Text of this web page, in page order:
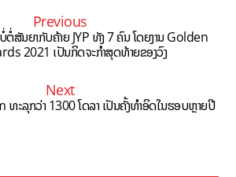
Previous
ສັນຍາກັບຄ້າຍ JYP ທັງ 7 ຄົນ ໂດຍງານ Golden
2021 ເປັນກິດຈະກໍາສຸດທ້າຍຂອງວົງ
Next
ະລຸກວ່າ 1300 ໂດລາ ເປັນຄັ້ງທຳອິດໃນຮອບຫຼາຍປີ